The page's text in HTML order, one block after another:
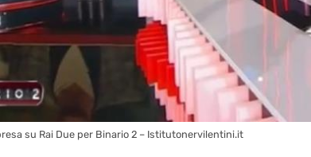
su Rai Due per Binario 2 – Istitutonervilentini.it